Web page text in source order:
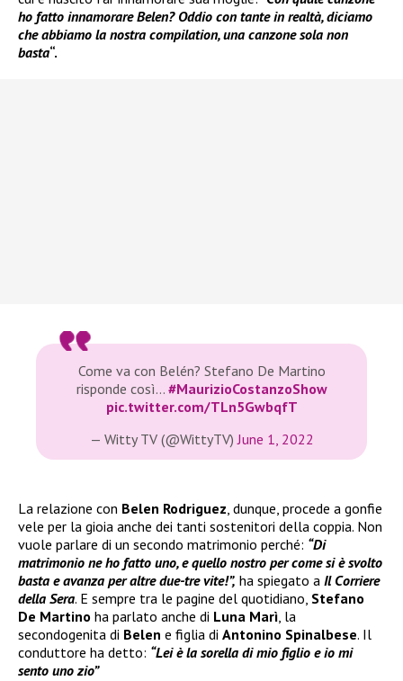
ho fatto innamorare Belen? Oddio con tante in realtà, diciamo
che abbiamo la nostra compilation, una canzone sola non
basta“.
Come va con Belén? Stefano De Martino
risponde così… #MaurizioCostanzoShow
pic.twitter.com/TLn5GwbqfT
— Witty TV (@WittyTV)June 1, 2022
La relazione con Belen Rodriguez, dunque, procede a gonfie
vele per la gioia anche dei tanti sostenitori della coppia. Non
vuole parlare di un secondo matrimonio perché: “Di
matrimonio ne ho fatto uno, e quello nostro per come si è svolto
basta e avanza per altre due-tre vite!”, ha spiegato a Il Corriere
della Sera. E sempre tra le pagine del quotidiano, Stefano
De Martino ha parlato anche di Luna Marì, la
secondogenita di Belen e figlia di Antonino Spinalbese. Il
conduttore ha detto: “Lei è la sorella di mio figlio e io mi
sento uno zio”